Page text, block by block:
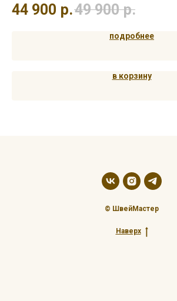
44 900 р.49 900 р.
подробнее
в корзину
© ШвейМастер
Наверх